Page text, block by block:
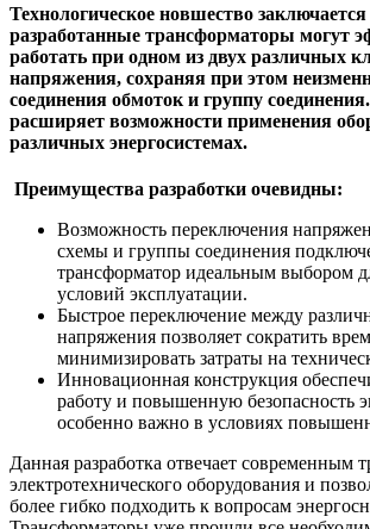
Технологическое новшество
разработанные трансформаторы могут
работать при одном из двух различных
напряжения, сохраняя при этом
соединения обмоток и группу
расширяет возможности применения
различных энергосистемах.
Преимущества разработки очевидны:
Возможность переключения
схемы и группы соединения
трансформатор идеальным выбором
условий эксплуатации.
Быстрое переключение между
напряжения позволяет сократить
минимизировать затраты на
Инновационная конструкция
работу и повышенную безопасность
особенно важно в условиях
Данная разработка отвечает современным
электротехнического оборудования и
более гибко подходить к вопросам